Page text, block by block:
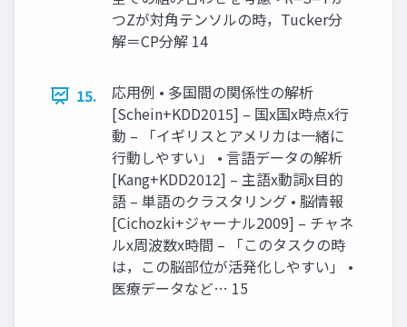
つZが対角テンソルの時，Tucker分
解＝CP分解 14
15.
応用例 • 多国間の関係性の解析
[Schein+KDD2015] – 国x国x時点x行
動 – 「イギリスとアメリカは一緒に
行動しやすい」 • 言語データの解析
[Kang+KDD2012] – 主語x動詞x目的
語 – 単語のクラスタリング • 脳情報
[Cichozki+ジャーナル2009] – チャネ
ルx周波数x時間 – 「このタスクの時
は，この脳部位が活発化しやすい」 •
医療データなど… 15